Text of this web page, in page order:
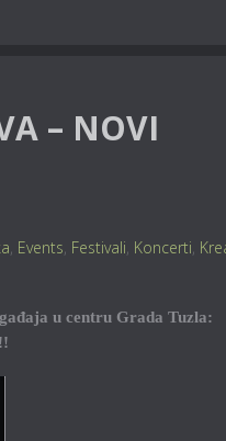
– NOVI
Events Festivali Koncerti
u centru Grada Tuzla: